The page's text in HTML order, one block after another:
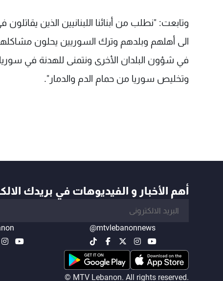
وتابعت: "نطلب من أبنائنا اللبنانيين الذين
الى أهلهم وبلدهم وترك السوريين يحلون
في شؤون البلدان الأخرى ونتمنى للهدنة في
وتخليص سوريا من حمام الدم والدمار".
أهم الأخبار و الفيديوهات في بريدك
@mtvlebanonnews
© MTV Lebanon. All rights reserved.